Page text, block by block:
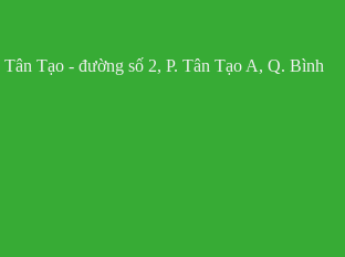
Tạo - đường số 2, P. Tân Tạo A, Q. Bình